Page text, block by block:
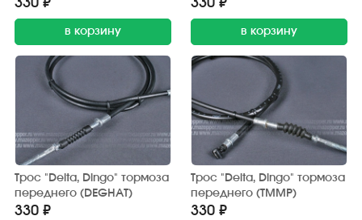
330 ₽
в корзину
330 ₽
в корзину
Трос "Delta, Dingo" тормоза
переднего (DEGHAT)
330 ₽
Трос "Delta, Dingo" тормоза
переднего (TMMP)
330 ₽